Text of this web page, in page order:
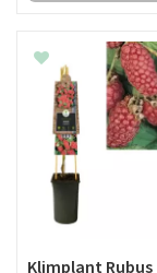
Klimplant Rubus